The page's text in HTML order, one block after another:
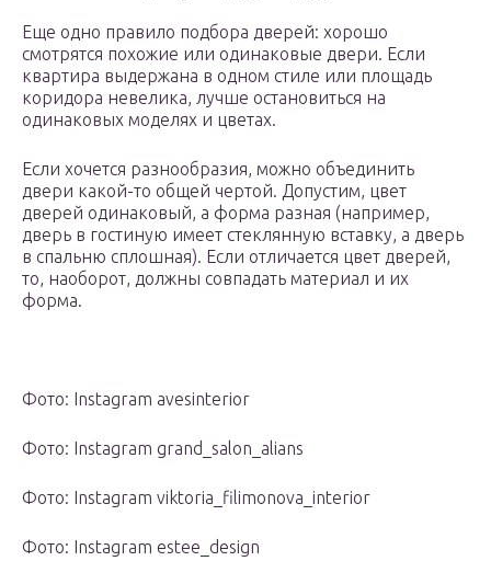
Еще одно правило подбора дверей: хорошо
смотрятся похожие или одинаковые двери. Если
квартира выдержана в одном стиле или площадь
коридора невелика, лучше остановиться на
одинаковых моделях и цветах.
Если хочется разнообразия, можно объединить
двери какой-то общей чертой. Допустим, цвет
дверей одинаковый, а форма разная (например,
дверь в гостиную имеет стеклянную вставку, а дверь
в спальню сплошная). Если отличается цвет дверей,
то, наоборот, должны совпадать материал и их
форма.
Фото: Instagram avesinterior
Фото: Instagram grand_salon_alians
Фото: Instagram viktoria_filimonova_interior
Фото: Instagram estee_design